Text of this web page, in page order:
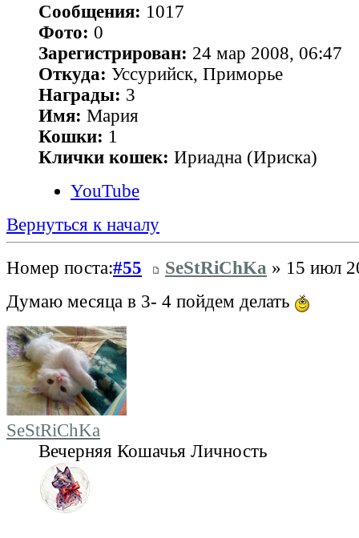
Сообщения: 1017
Фото: 0
Зарегистрирован: 24 мар 2008, 06:47
Откуда: Уссурийск, Приморье
Награды: 3
Имя: Мария
Кошки: 1
Клички кошек: Ириадна (Ириска)
YouTube
Вернуться к началу
Номер поста:#55 SeStRiChKa » 15 июл
Думаю месяца в 3- 4 пойдем делать
SeStRiChKa
Вечерняя Кошачья Личность